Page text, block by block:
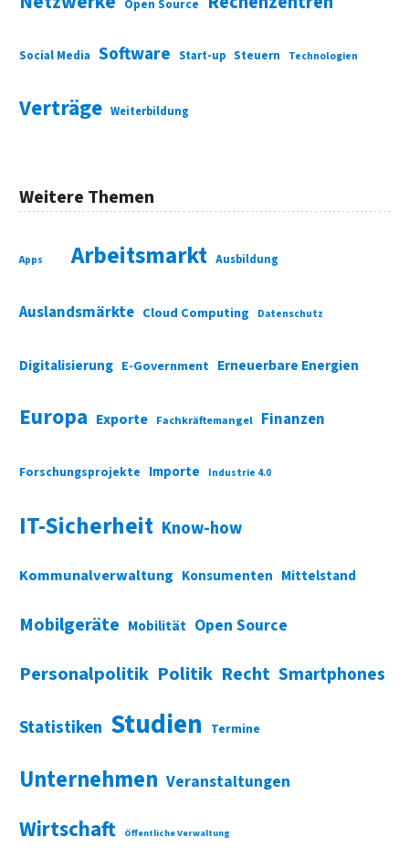
Open Source
Social Media Software Start-up Steuern Technologien
Verträge Weiterbildung
Weitere Themen
Apps Arbeitsmarkt Ausbildung
Auslandsmärkte Cloud Computing Datenschutz
Digitalisierung E-Government Erneuerbare Energien
Europa Exporte Fachkräftemangel Finanzen
Forschungsprojekte Importe Industrie 4.0
IT-Sicherheit Know-how
Kommunalverwaltung Konsumenten Mittelstand
Mobilgeräte Mobilität Open Source
Personalpolitik Politik Recht Smartphones
Statistiken Studien Termine
Unternehmen Veranstaltungen
Wirtschaft Öffentliche Verwaltung